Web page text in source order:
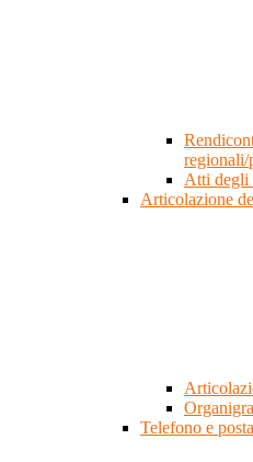
Atti degli
Articolazione
Telefono e